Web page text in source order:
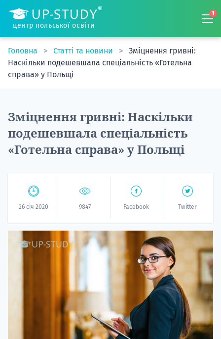
центр польської освіти
1
Головна Статті та новини
Зміцнення гривні:
Наскільки подешевшала спеціальність «Готельна
справа» у Польщі
Зміцнення гривні: Наскільки
подешевшала спеціальність
«Готельна справа» у Польщі
26 січ 2020 9847 Facebook Twitter
НАБІР
вступ на